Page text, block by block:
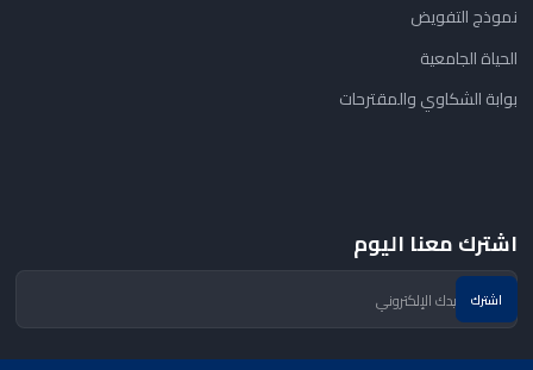
نموذج التفويض
الحياة الجامعية
بوابة الشكاوي والمقترحات
اشترك معنا اليوم